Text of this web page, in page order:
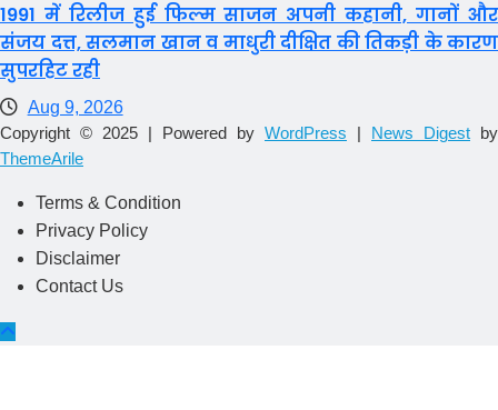
1991 में रिलीज हुई फिल्म साजन अपनी कहानी, गानों और
संजय दत्त, सलमान खान व माधुरी दीक्षित की तिकड़ी के कारण
सुपरहिट रही
Aug 9, 2026
Copyright © 2025 | Powered by WordPress News Digest by
ThemeArile
Terms & Condition
Privacy Policy
Disclaimer
Contact Us